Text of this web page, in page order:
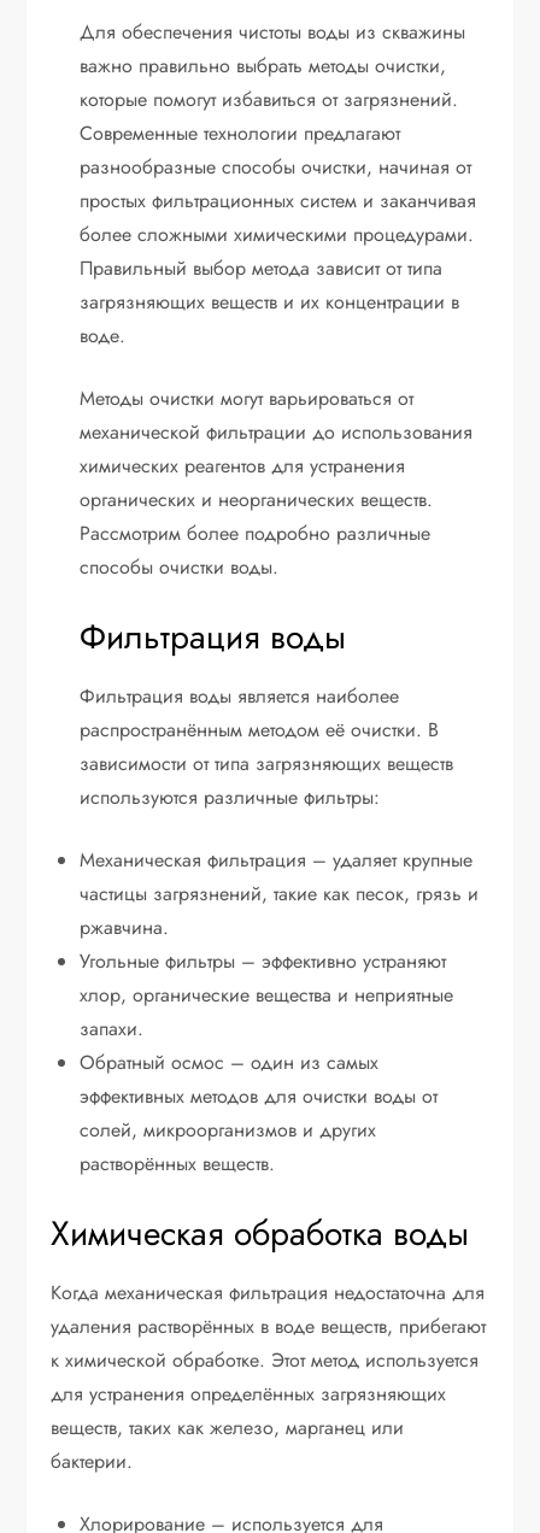
Для обеспечения чистоты воды из скважины
важно правильно выбрать методы очистки,
которые помогут избавиться от загрязнений.
Современные технологии предлагают
разнообразные способы очистки, начиная от
простых фильтрационных систем и заканчивая
более сложными химическими процедурами.
Правильный выбор метода зависит от типа
загрязняющих веществ и их концентрации в
воде.
Методы очистки могут варьироваться от
механической фильтрации до использования
химических реагентов для устранения
органических и неорганических веществ.
Рассмотрим более подробно различные
способы очистки воды.
Фильтрация воды
Фильтрация воды является наиболее
распространённым методом её очистки. В
зависимости от типа загрязняющих веществ
используются различные фильтры:
Механическая фильтрация – удаляет крупные
частицы загрязнений, такие как песок, грязь и
ржавчина.
Угольные фильтры – эффективно устраняют
хлор, органические вещества и неприятные
запахи.
Обратный осмос – один из самых
эффективных методов для очистки воды от
солей, микроорганизмов и других
растворённых веществ.
Химическая обработка воды
Когда механическая фильтрация недостаточна для
удаления растворённых в воде веществ, прибегают
к химической обработке. Этот метод используется
для устранения определённых загрязняющих
веществ, таких как железо, марганец или
бактерии.
Хлорирование – используется для